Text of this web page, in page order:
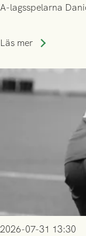
A-lagsspelarna
Läs mer
2026-07-31 13:30